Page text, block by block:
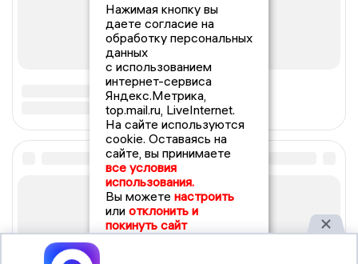
Нажимая кнопку вы
даете согласие на
обработку персональных
данных
с использованием
интернет-сервиса
Яндекс.Метрика,
top.mail.ru, LiveInternet.
На сайте используются
cookie. Оставаясь на
сайте, вы принимаете
все условия
использования.
Вы можете настроить
или отклонить и
покинуть сайт